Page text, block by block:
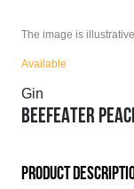
The image is
Available
Gin
BEEFEATER
PRODUCT